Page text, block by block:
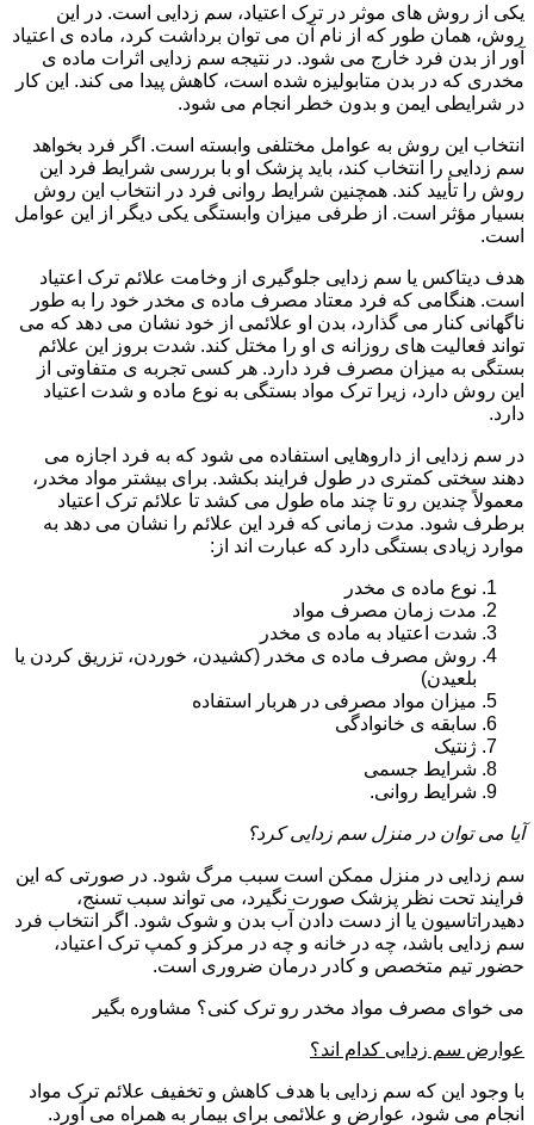
یکی از روش های موثر در ترک اعتیاد، سم زدایی است. در این
روش، همان طور که از نام آن می توان برداشت کرد، ماده ی اعتیاد
آور از بدن فرد خارج می شود. در نتیجه سم زدایی اثرات ماده ی
مخدری که در بدن متابولیزه شده است، کاهش پیدا می کند. این کار
در شرایطی ایمن و بدون خطر انجام می شود.
انتخاب این روش به عوامل مختلفی وابسته است. اگر فرد بخواهد
سم زدایی را انتخاب کند، باید پزشک او با بررسی شرایط فرد این
روش را تأیید کند. همچنین شرایط روانی فرد در انتخاب این روش
بسیار مؤثر است. از طرفی میزان وابستگی یکی دیگر از این عوامل
است.
هدف دیتاکس یا سم زدایی جلوگیری از وخامت علائم ترک اعتیاد
است. هنگامی که فرد معتاد مصرف ماده ی مخدر خود را به طور
ناگهانی کنار می گذارد، بدن او علائمی از خود نشان می دهد که می
تواند فعالیت های روزانه ی او را مختل کند. شدت بروز این علائم
بستگی به میزان مصرف فرد دارد. هر کسی تجربه ی متفاوتی از
این روش دارد، زیرا ترک مواد بستگی به نوع ماده و شدت اعتیاد
دارد.
در سم زدایی از داروهایی استفاده می شود که به فرد اجازه می
دهند سختی کمتری در طول فرایند بکشد. برای بیشتر مواد مخدر،
معمولاً چندین رو تا چند ماه طول می کشد تا علائم ترک اعتیاد
برطرف شود. مدت زمانی که فرد این علائم را نشان می دهد به
موارد زیادی بستگی دارد که عبارت اند از:
نوع ماده ی مخدر
مدت زمان مصرف مواد
شدت اعتیاد به ماده ی مخدر
روش مصرف ماده ی مخدر (کشیدن، خوردن، تزریق کردن یا
بلعیدن)
میزان مواد مصرفی در هربار استفاده
سابقه ی خانوادگی
ژنتیک
شرایط جسمی
شرایط روانی.
آیا می توان در منزل سم زدایی کرد؟
سم زدایی در منزل ممکن است سبب مرگ شود. در صورتی که این
فرایند تحت نظر پزشک صورت نگیرد، می تواند سبب تسنج،
دهیدراتاسیون یا از دست دادن آب بدن و شوک شود. اگر انتخاب فرد
سم زدایی باشد، چه در خانه و چه در مرکز و کمپ ترک اعتیاد،
حضور تیم متخصص و کادر درمان ضروری است.
می خوای مصرف مواد مخدر رو ترک کنی؟ مشاوره بگیر
عوارض سم زدایی کدام اند؟
با وجود این که سم زدایی با هدف کاهش و تخفیف علائم ترک مواد
انجام می شود، عوارض و علائمی برای بیمار به همراه می آورد.